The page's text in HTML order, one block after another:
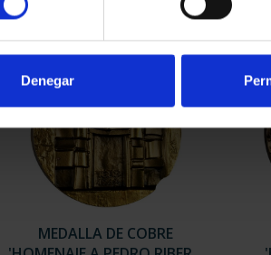
Denegar
MEDALLA DE COBRE